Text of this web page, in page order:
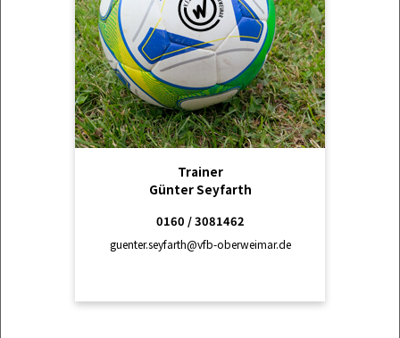
Trainer
Günter Seyfarth
0160 / 3081462
guenter.seyfarth@vfb-oberweimar.de